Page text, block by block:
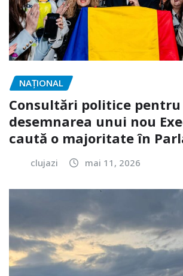
NAŢIONAL
Consultări politice pentru
desemnarea unui nou
caută o majoritate în
clujazi mai 11, 2026